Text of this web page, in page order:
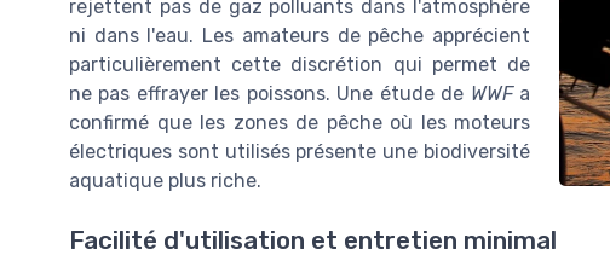
rejettent pas de gaz polluants dans l'atmosphère
ni dans l'eau. Les amateurs de pêche apprécient
particulièrement cette discrétion qui permet de
ne pas effrayer les poissons. Une étude de WWFa
confirmé que les zones de pêche où les moteurs
électriques sont utilisés présente une biodiversité
aquatique plus riche.
Facilité d'utilisation et entretien minimal